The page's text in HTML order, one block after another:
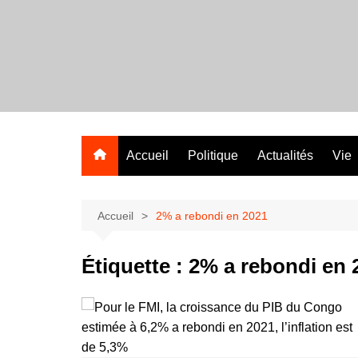
Accueil Politique Actualités Vie
Accueil 2% a rebondi en 2021
Étiquette : 2% a rebondi en